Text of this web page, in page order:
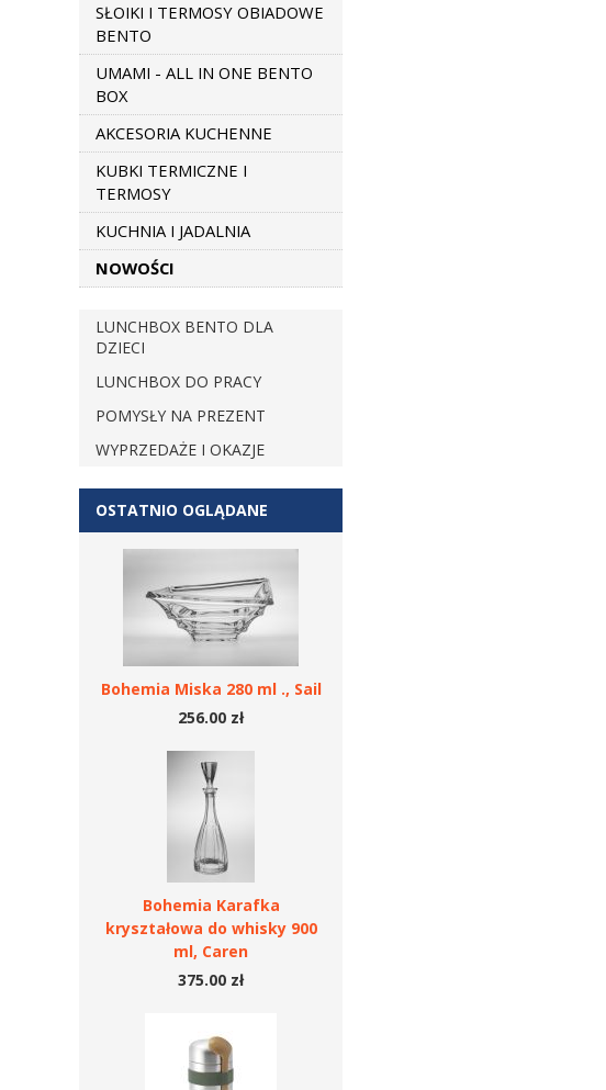
SŁOIKI I TERMOSY OBIADOWE
BENTO
UMAMI - ALL IN ONE BENTO
BOX
AKCESORIA KUCHENNE
KUBKI TERMICZNE I
TERMOSY
KUCHNIA I JADALNIA
NOWOŚCI
LUNCHBOX BENTO DLA
DZIECI
LUNCHBOX DO PRACY
POMYSŁY NA PREZENT
WYPRZEDAŻE I OKAZJE
OSTATNIO OGLĄDANE
Bohemia Miska 280 ml ., Sail
256.00 zł
Bohemia Karafka
kryształowa do whisky 900
ml, Caren
375.00 zł